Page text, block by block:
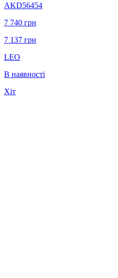
AKD56454
7 740 грн
7 137 грн
LEO
В наявності
Хіт